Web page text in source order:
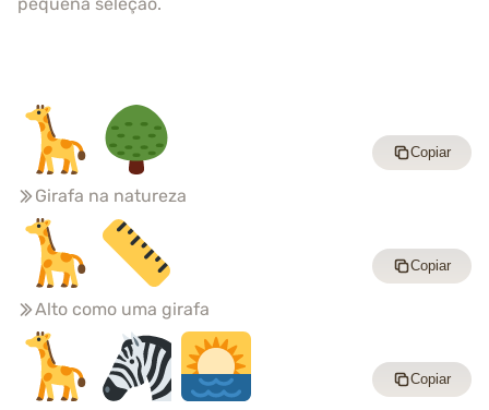
Girafa na natureza
Copiar
Alto como uma girafa
Copiar
Copiar